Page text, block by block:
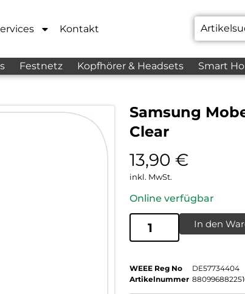
Kontakt
Festnetz Kopfhörer & Headsets Smart
Samsung
Clear
13,90 €
inkl. MwSt.
Online verfügbar
In den
WEEE Reg No
DE57734404
Artikelnummer